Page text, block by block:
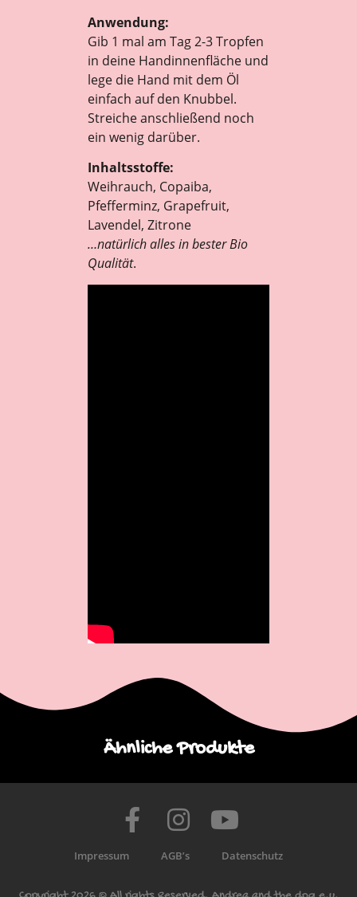
Anwendung:
Gib 1 mal am Tag 2-3 Tropfen
in deine Handinnenfläche und
lege die Hand mit dem Öl
einfach auf den Knubbel.
Streiche anschließend noch
ein wenig darüber.
Inhaltsstoffe:
Weihrauch, Copaiba,
Pfefferminz, Grapefruit,
Lavendel, Zitrone
…natürlich alles in bester Bio
Qualität.
Ähnliche Produkte
Impressum AGB’s Datenschutz